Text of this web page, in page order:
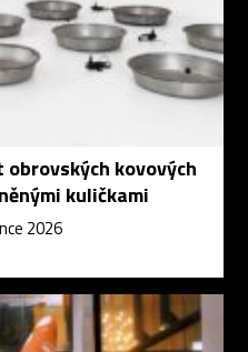
kovových
kuličkami
2026